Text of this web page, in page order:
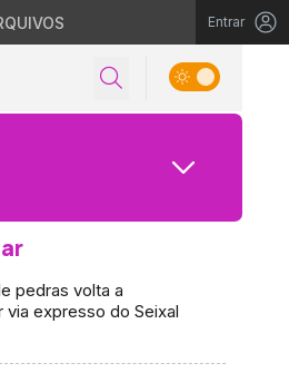
Entrar
pedras volta a
via expresso do Seixal